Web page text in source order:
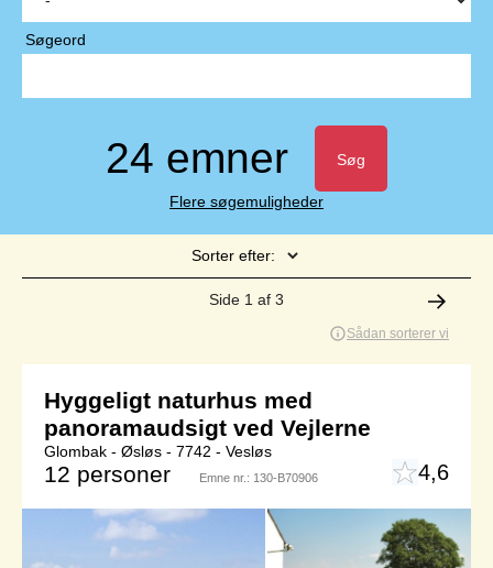
Søgeord
24 emner Søg
Flere søgemuligheder
Sorter efter:
Side 1 af 3
Sådan sorterer vi
Hyggeligt naturhus med
panoramaudsigt ved Vejlerne
Glombak - Øsløs - 7742 - Vesløs
12 personer Emne nr.: 130-B70906 4,6